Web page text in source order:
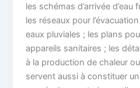
les schémas d’arrivée d’eau
les réseaux pour
eaux pluviales ; les plans
appareils sanitaires ; les
à la production de chaleur
servent aussi à constituer